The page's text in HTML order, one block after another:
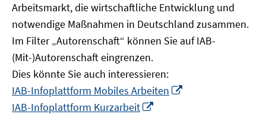
Arbeitsmarkt, die wirtschaftliche Entwicklung und
notwendige Maßnahmen in Deutschland zusammen.
Im Filter „Autorenschaft“ können Sie auf IAB-
(Mit-)Autorenschaft eingrenzen.
Dies könnte Sie auch interessieren:
IAB-Infoplattform Mobiles Arbeiten
IAB-Infoplattform Kurzarbeit